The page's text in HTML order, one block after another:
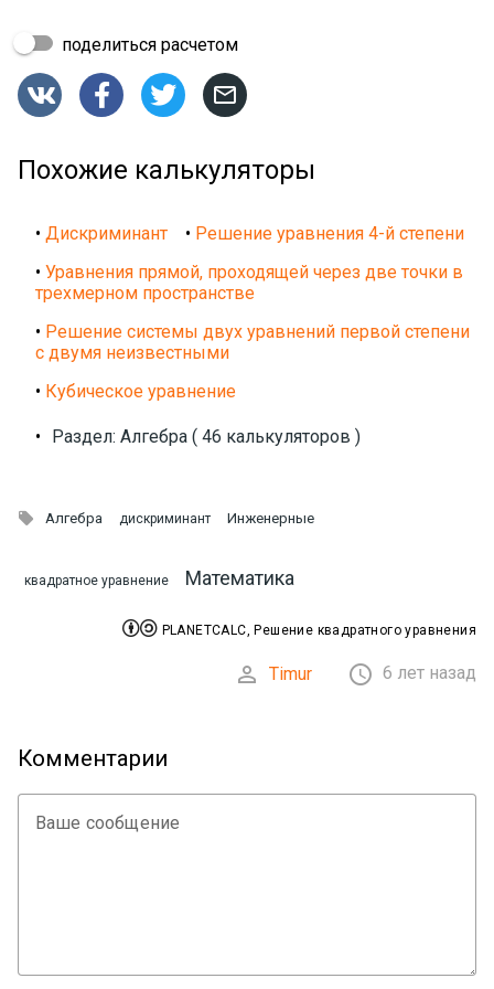
поделиться расчетом
   
Похожие калькуляторы
• Дискриминант • Решение уравнения 4-й степени
• Уравнения прямой, проходящей через две точки в
трехмерном пространстве
• Решение системы двух уравнений первой степени
с двумя неизвестными
• Кубическое уравнение
• Раздел: Алгебра ( 46 калькуляторов )
 Алгебра дискриминант Инженерные
квадратное уравнение Математика
 PLANETCALC, Решение квадратного уравнения
 Timur  6 лет назад
Комментарии
Ваше сообщение